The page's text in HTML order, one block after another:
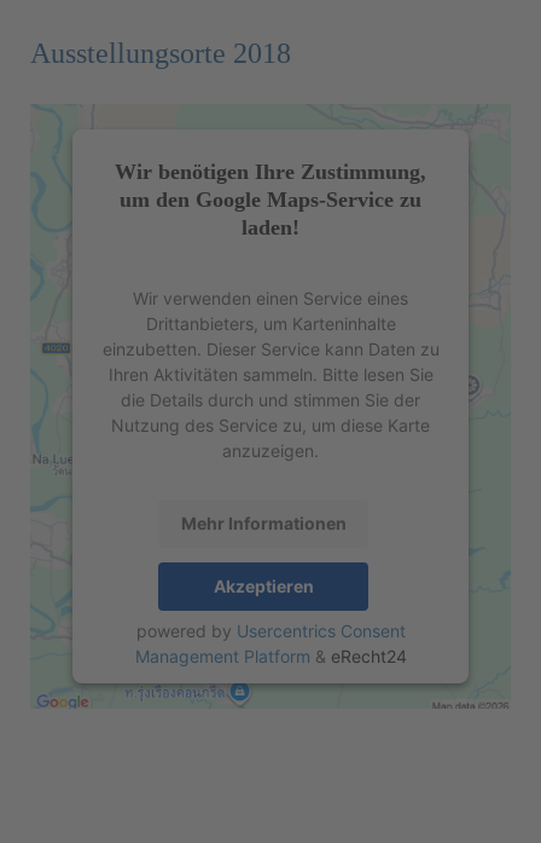
Ausstellungsorte 2018
Wir benötigen Ihre Zustimmung,
um den Google Maps-Service zu
laden!
Wir verwenden einen Service eines
Drittanbieters, um Karteninhalte
einzubetten. Dieser Service kann Daten zu
Ihren Aktivitäten sammeln. Bitte lesen Sie
die Details durch und stimmen Sie der
Nutzung des Service zu, um diese Karte
anzuzeigen.
Mehr Informationen
Akzeptieren
powered by Usercentrics Consent
Management Platform & eRecht24